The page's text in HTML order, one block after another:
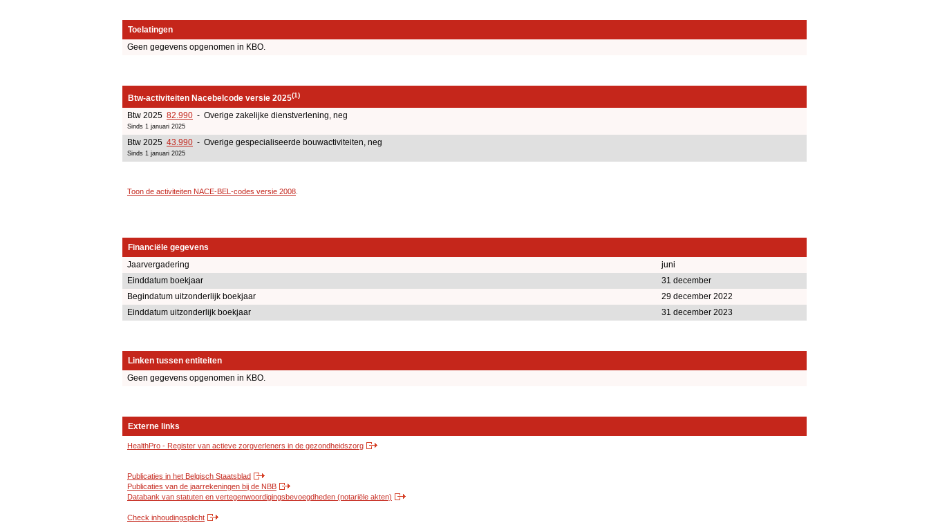
Toelatingen
Geen gegevens opgenomen in KBO.
Btw-activiteiten Nacebelcode versie 2025(1)
Btw 2025 82.990 - Overige zakelijke dienstverlening, neg
Sinds 1 januari 2025
Btw 2025 43.990 - Overige gespecialiseerde bouwactiviteiten, neg
Sinds 1 januari 2025
Toon de activiteiten NACE-BEL-codes versie 2008
Financiële gegevens
Jaarvergadering
juni
Einddatum boekjaar
31 december
Begindatum uitzonderlijk boekjaar
29 december 2022
Einddatum uitzonderlijk boekjaar
31 december 2023
Linken tussen entiteiten
Geen gegevens opgenomen in KBO.
Externe links
HealthPro - Register van actieve zorgverleners in de gezondheidszorg
Publicaties in het Belgisch Staatsblad
Publicaties van de jaarrekeningen bij de NBB
Databank van statuten en vertegenwoordigingsbevoegdheden (notariële akten)
Check inhoudingsplicht